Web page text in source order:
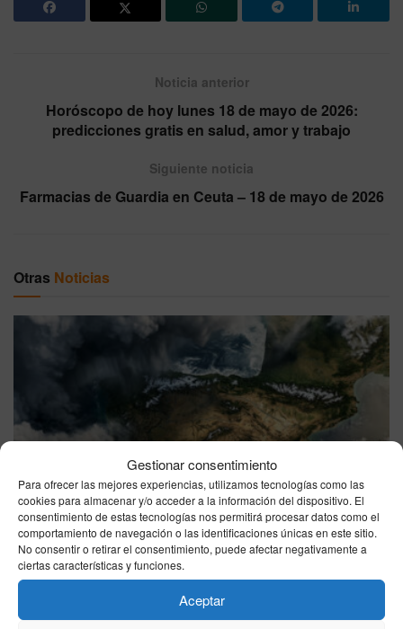
Gestionar consentimiento
Para ofrecer las mejores experiencias, utilizamos tecnologías como las
cookies para almacenar y/o acceder a la información del dispositivo. El
consentimiento de estas tecnologías nos permitirá procesar datos como el
comportamiento de navegación o las identificaciones únicas en este sitio.
No consentir o retirar el consentimiento, puede afectar negativamente a
ciertas características y funciones.
Aceptar
Noticia anterior
Horóscopo de hoy lunes 18 de mayo de 2026:
predicciones gratis en salud, amor y trabajo
Siguiente noticia
Farmacias de Guardia en Ceuta – 18 de mayo de 2026
Otras Noticias
calor en el interior y cielos variados
09/08/2026